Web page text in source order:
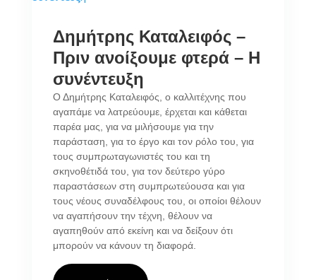
Δημήτρης Καταλειφός –
Πριν ανοίξουμε φτερά – Η
συνέντευξη
Ο Δημήτρης Καταλειφός, ο καλλιτέχνης που
αγαπάμε να λατρεύουμε, έρχεται και κάθεται
παρέα μας, για να μιλήσουμε για την
παράσταση, για το έργο και τον ρόλο του, για
τους συμπρωταγωνιστές του και τη
σκηνοθέτιδά του, για τον δεύτερο γύρο
παραστάσεων στη συμπρωτεύουσα και για
τους νέους συναδέλφους του, οι οποίοι θέλουν
να αγαπήσουν την τέχνη, θέλουν να
αγαπηθούν από εκείνη και να δείξουν ότι
μπορούν να κάνουν τη διαφορά.